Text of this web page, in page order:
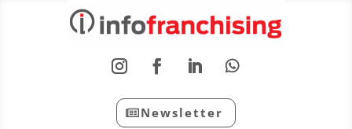
Newsletter